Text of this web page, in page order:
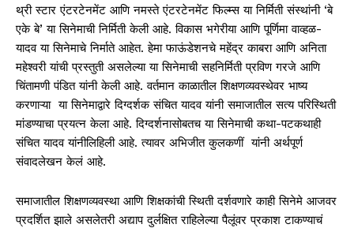
थ्री स्टार एंटरटेनमेंट आणि नमस्ते एंटरटेनमेंट फिल्म्स या निर्मिती संस्थांनी ‘बे
एके बे’ या सिनेमाची निर्मिती केली आहे. विकास भगेरीया आणि पूर्णिमा वाव्हळ-
यादव या सिनेमाचे निर्माते आहेत. हेमा फाऊंडेशनचे महेंद्र काबरा आणि अनिता
महेश्वरी यांची प्रस्तुती असलेल्या या सिनेमाची सहनिर्मिती प्रविण गरजे आणि
चिंतामणी पंडित यांनी केली आहे. वर्तमान काळातील शिक्षणव्यवस्थेवर भाष्य
करणाऱ्या या सिनेमाद्वारे दिग्दर्शक संचित यादव यांनी समाजातील सत्य परिस्थिती
मांडण्याचा प्रयत्न केला आहे. दिग्दर्शनासोबतच या सिनेमाची कथा-पटकथाही
संचित यादव यांनीलिहिली आहे. त्यावर अभिजीत कुलकणीं यांनी अर्थपूर्ण
संवादलेखन केलं आहे.
समाजातील शिक्षणव्यवस्था आणि शिक्षकांची स्थिती दर्शवणारे काही सिनेमे आजवर
प्रदर्शित झाले असलेतरी अद्याप दुर्लक्षित राहिलेल्या पैलूंवर प्रकाश टाकण्याचं